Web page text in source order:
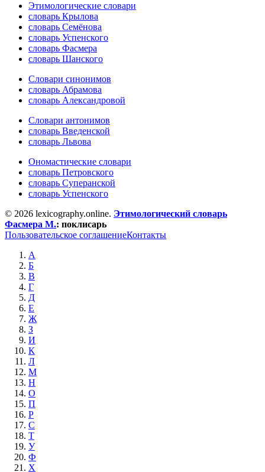
Этимологические словари
словарь Крылова
словарь Семёнова
словарь Успенского
словарь Фасмера
словарь Шанского
Словари синонимов
словарь Абрамова
словарь Александровой
Словари антонимов
словарь Введенской
словарь Львова
Ономастические словари
словарь Петровского
словарь Суперанской
словарь Успенского
© 2026 lexicography.online. Этимологический словарь
Фасмера М.: поклисарь
Пользовательское соглашениеКонтакты
А
Б
В
Г
Д
Е
Ж
З
И
К
Л
М
Н
О
П
Р
С
Т
У
Ф
Х